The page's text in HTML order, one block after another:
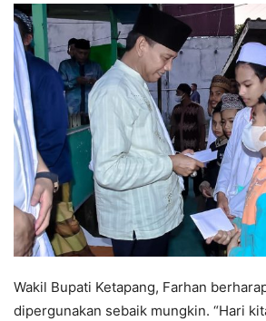
Wakil Bupati Ketapang, Farhan
dipergunakan sebaik mungkin. “Hari